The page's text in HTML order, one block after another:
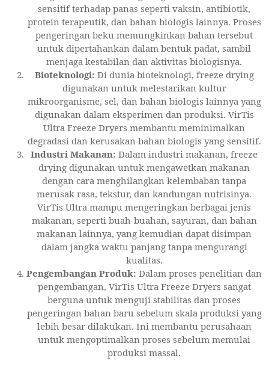
sensitif terhadap panas seperti vaksin, antibiotik,
protein terapeutik, dan bahan biologis lainnya. Proses
pengeringan beku memungkinkan bahan tersebut
untuk dipertahankan dalam bentuk padat, sambil
menjaga kestabilan dan aktivitas biologisnya.
Bioteknologi: Di dunia bioteknologi, freeze drying
digunakan untuk melestarikan kultur
mikroorganisme, sel, dan bahan biologis lainnya yang
digunakan dalam eksperimen dan produksi. VirTis
Ultra Freeze Dryers membantu meminimalkan
degradasi dan kerusakan bahan biologis yang sensitif.
Industri Makanan: Dalam industri makanan, freeze
drying digunakan untuk mengawetkan makanan
dengan cara menghilangkan kelembaban tanpa
merusak rasa, tekstur, dan kandungan nutrisinya.
VirTis Ultra mampu mengeringkan berbagai jenis
makanan, seperti buah-buahan, sayuran, dan bahan
makanan lainnya, yang kemudian dapat disimpan
dalam jangka waktu panjang tanpa mengurangi
kualitas.
Pengembangan Produk: Dalam proses penelitian dan
pengembangan, VirTis Ultra Freeze Dryers sangat
berguna untuk menguji stabilitas dan proses
pengeringan bahan baru sebelum skala produksi yang
lebih besar dilakukan. Ini membantu perusahaan
untuk mengoptimalkan proses sebelum memulai
produksi massal.